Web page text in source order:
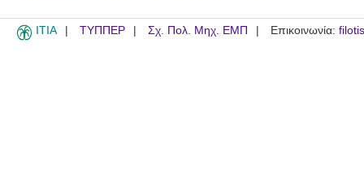
ITIA ΤΥΠΠΕΡ Σχ. Πολ. Μηχ. ΕΜΠ Επικοινωνία: